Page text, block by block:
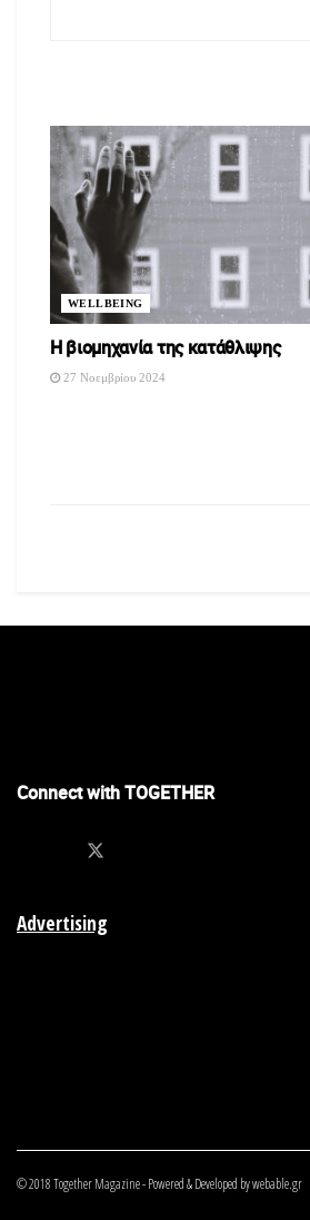
WELLBEING
H βιομηχανία της κατάθλιψης
27 Νοεμβρίου 2024
Connect with TOGETHER
Advertising
© 2018 Together Magazine - Powered & Developed by webable.gr